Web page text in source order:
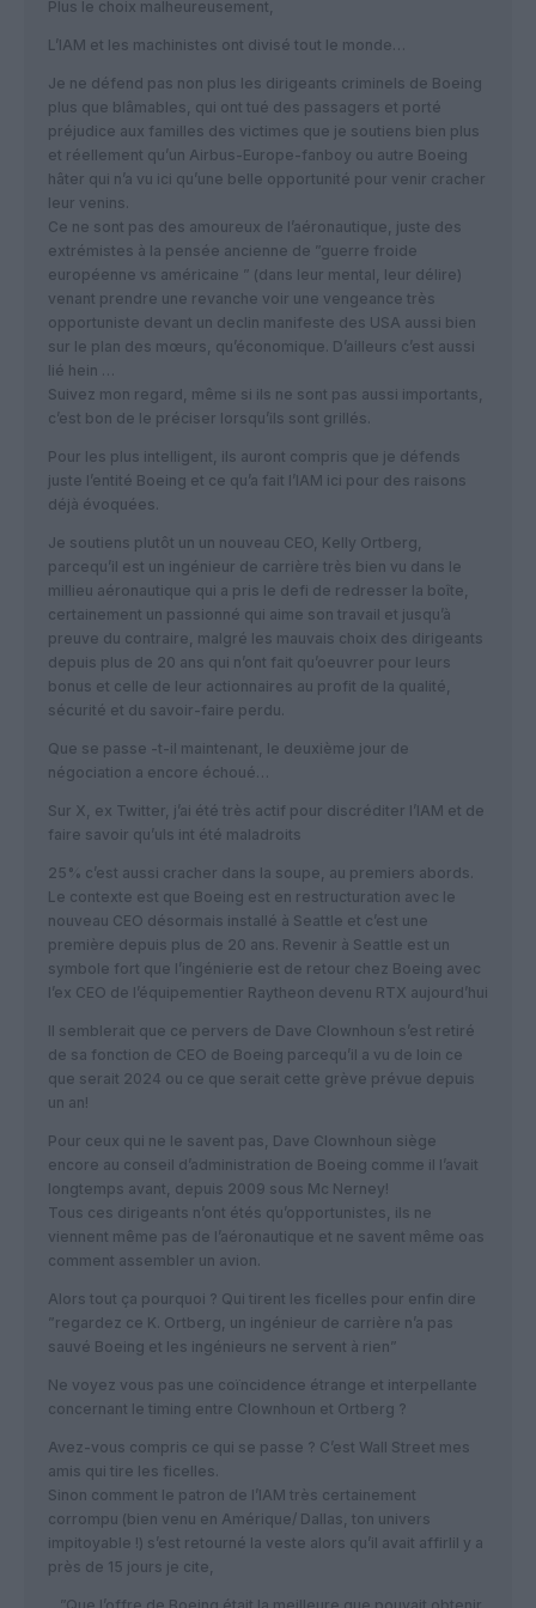
Plus le choix malheureusement,
L’IAM et les machinistes ont divisé tout le monde…
Je ne défend pas non plus les dirigeants criminels de Boeing
plus que blâmables, qui ont tué des passagers et porté
préjudice aux familles des victimes que je soutiens bien plus
et réellement qu’un Airbus-Europe-fanboy ou autre Boeing
hâter qui n’a vu ici qu’une belle opportunité pour venir cracher
leur venins.
Ce ne sont pas des amoureux de l’aéronautique, juste des
extrémistes à la pensée ancienne de ”guerre froide
européenne vs américaine ” (dans leur mental, leur délire)
venant prendre une revanche voir une vengeance très
opportuniste devant un declin manifeste des USA aussi bien
sur le plan des mœurs, qu’économique. D’ailleurs c’est aussi
lié hein …
Suivez mon regard, même si ils ne sont pas aussi importants,
c’est bon de le préciser lorsqu’ils sont grillés.
Pour les plus intelligent, ils auront compris que je défends
juste l’entité Boeing et ce qu’a fait l’IAM ici pour des raisons
déjà évoquées.
Je soutiens plutôt un un nouveau CEO, Kelly Ortberg,
parcequ’il est un ingénieur de carrière très bien vu dans le
millieu aéronautique qui a pris le defi de redresser la boîte,
certainement un passionné qui aime son travail et jusqu’à
preuve du contraire, malgré les mauvais choix des dirigeants
depuis plus de 20 ans qui n’ont fait qu’oeuvrer pour leurs
bonus et celle de leur actionnaires au profit de la qualité,
sécurité et du savoir-faire perdu.
Que se passe -t-il maintenant, le deuxième jour de
négociation a encore échoué…
Sur X, ex Twitter, j’ai été très actif pour discréditer l’IAM et de
faire savoir qu’uls int été maladroits
25% c’est aussi cracher dans la soupe, au premiers abords.
Le contexte est que Boeing est en restructuration avec le
nouveau CEO désormais installé à Seattle et c’est une
première depuis plus de 20 ans. Revenir à Seattle est un
symbole fort que l’ingénierie est de retour chez Boeing avec
l’ex CEO de l’équipementier Raytheon devenu RTX aujourd’hui
Il semblerait que ce pervers de Dave Clownhoun s’est retiré
de sa fonction de CEO de Boeing parcequ’il a vu de loin ce
que serait 2024 ou ce que serait cette grève prévue depuis
un an!
Pour ceux qui ne le savent pas, Dave Clownhoun siège
encore au conseil d’administration de Boeing comme il l’avait
longtemps avant, depuis 2009 sous Mc Nerney!
Tous ces dirigeants n’ont étés qu’opportunistes, ils ne
viennent même pas de l’aéronautique et ne savent même oas
comment assembler un avion.
Alors tout ça pourquoi ? Qui tirent les ficelles pour enfin dire
”regardez ce K. Ortberg, un ingénieur de carrière n’a pas
sauvé Boeing et les ingénieurs ne servent à rien”
Ne voyez vous pas une coïncidence étrange et interpellante
concernant le timing entre Clownhoun et Ortberg ?
Avez-vous compris ce qui se passe ? C’est Wall Street mes
amis qui tire les ficelles.
Sinon comment le patron de l’IAM très certainement
corrompu (bien venu en Amérique/ Dallas, ton univers
impitoyable !) s’est retourné la veste alors qu’il avait affirlil y a
près de 15 jours je cite,